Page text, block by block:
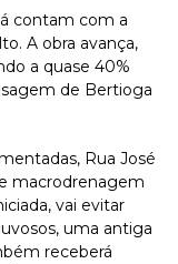
contam com a
A obra avança,
a quase 40%
de Bertioga
Rua José
macrodrenagem
vai evitar
uma antiga
receberá